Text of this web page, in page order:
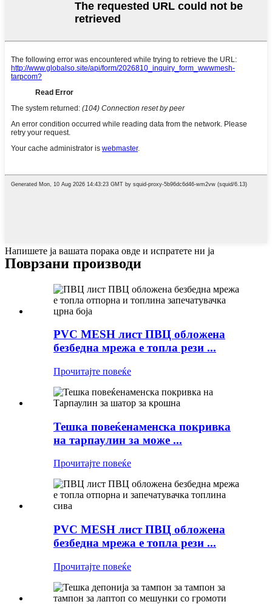
Напишете ја вашата порака овде и испратете ни ја
Поврзани производи
PVC MESH лист ПВЦ обложена
безбедна мрежа е топла рези ...
Прочитајте повеќе
Тешка повеќенаменска покривка
на тарпаулин за може ...
Прочитајте повеќе
PVC MESH лист ПВЦ обложена
безбедна мрежа е топла рези ...
Прочитајте повеќе